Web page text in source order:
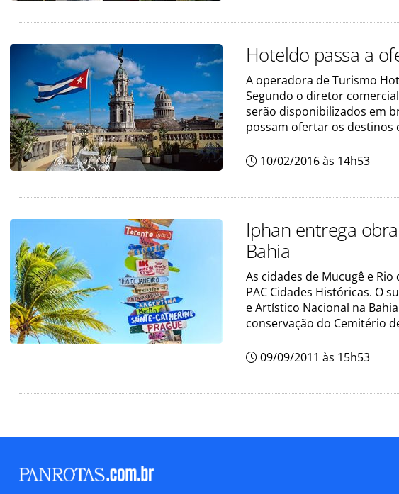
Hoteldo passa a
A operadora de Turismo
Segundo o diretor
serão disponibilizados em
possam ofertar os destinos
10/02/2016 às 14h53
Iphan entrega
Bahia
As cidades de Mucugê e
PAC Cidades Históricas. O
e Artístico Nacional na
conservação do Cemitério
09/09/2011 às 15h53